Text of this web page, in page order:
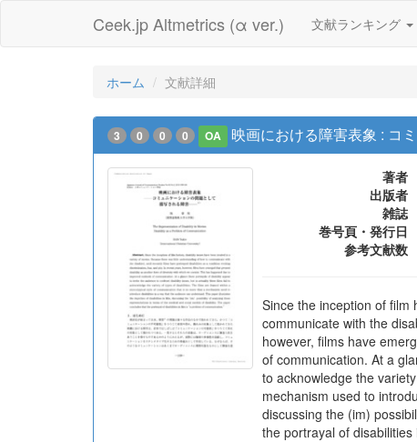
Ceek.jp Altmetrics (α ver.) 文献ランキング
ホーム 文献詳細
3 0 0 0 OA 映画における障害表象 : コ
著者
出版者
雑誌
巻号頁・発行日
参考文献数
Since the inception of film
communicate with the
however, films have
of communication. At a
to acknowledge the
mechanism used to
discussing the (im)
the portrayal of